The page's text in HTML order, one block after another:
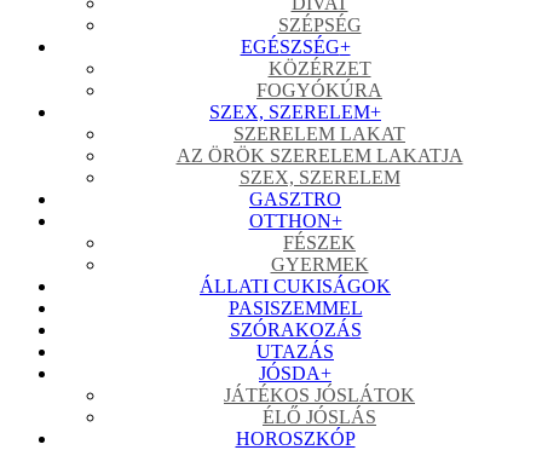
SZÉPSÉG
EGÉSZSÉG+
KÖZÉRZET
FOGYÓKÚRA
SZEX, SZERELEM+
SZERELEM LAKAT
AZ ÖRÖK SZERELEM LAKATJA
SZEX, SZERELEM
GASZTRO
OTTHON+
FÉSZEK
GYERMEK
ÁLLATI CUKISÁGOK
PASISZEMMEL
SZÓRAKOZÁS
UTAZÁS
JÓSDA+
JÁTÉKOS JÓSLÁTOK
ÉLŐ JÓSLÁS
HOROSZKÓP